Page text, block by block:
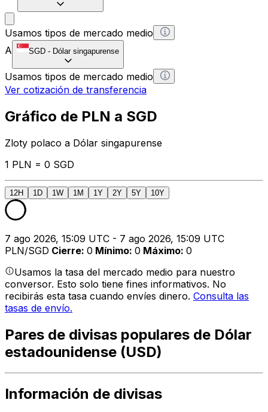
Usamos tipos de mercado medio
A
SGD - Dólar singapurense
Usamos tipos de mercado medio
Ver cotización de transferencia
Gráfico de PLN a SGD
Zloty polaco a Dólar singapurense
1 PLN = 0 SGD
12H 1D 1W 1M 1Y 2Y 5Y 10Y
7 ago 2026, 15:09 UTC - 7 ago 2026, 15:09 UTC
PLN/SGD Cierre: 0 Mínimo: 0 Máximo: 0
Usamos la tasa del mercado medio para nuestro
conversor. Esto solo tiene fines informativos. No
recibirás esta tasa cuando envíes dinero. Consulta las
tasas de envío.
Pares de divisas populares de Dólar
estadounidense (USD)
Información de divisas